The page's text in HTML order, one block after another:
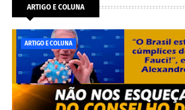
ARTIGO E COLUNA
ARTIGO E COLUNA